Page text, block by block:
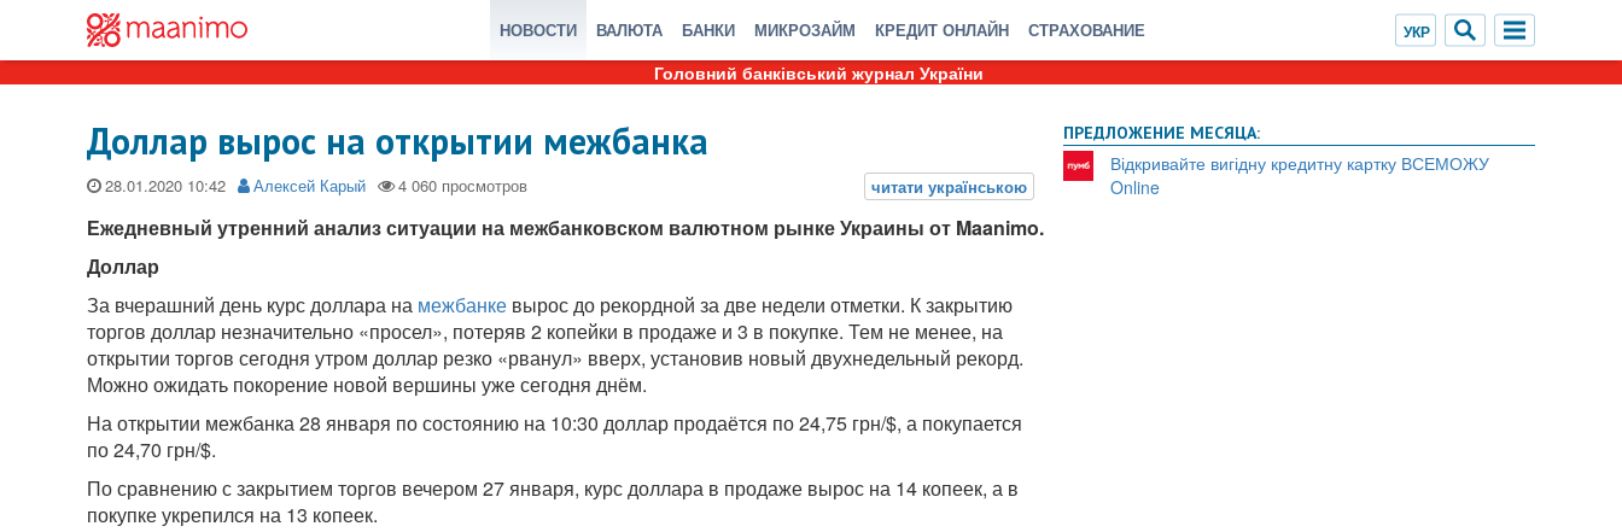
НОВОСТИ ВАЛЮТА БАНКИ МИКРОЗАЙМ КРЕДИТ ОНЛАЙН СТРАХОВАНИЕ
Головний банківський журнал України
Доллар вырос на открытии межбанка
28.01.2020 Алексей Карый
Ежедневный утренний анализ ситуации на межбанковском валютном рынке Украины от Maanimo.
Доллар
За вчерашний день курс доллара на межбанке вырос до рекордной за две недели отметки. К закрытию
торгов доллар незначительно «просел», потеряв 2 копейки в продаже и 3 в покупке. Тем не менее, на
открытии торгов сегодня утром доллар резко «рванул» вверх, установив новый двухнедельный рекорд.
Можно ожидать покорение новой вершины уже сегодня днём.
На открытии межбанка 28 января по состоянию на 10:30 доллар продаётся по 24,75 грн/$, а покупается
по 24,70 грн/$.
По сравнению с закрытием торгов вечером 27 января, курс доллара в продаже вырос на 14 копеек, а в
покупке укрепился на 13 копеек.
ПРЕДЛОЖЕНИЕ МЕСЯЦА:
Відкривайте вигідну кредитну картку ВСЕМОЖУ
Online